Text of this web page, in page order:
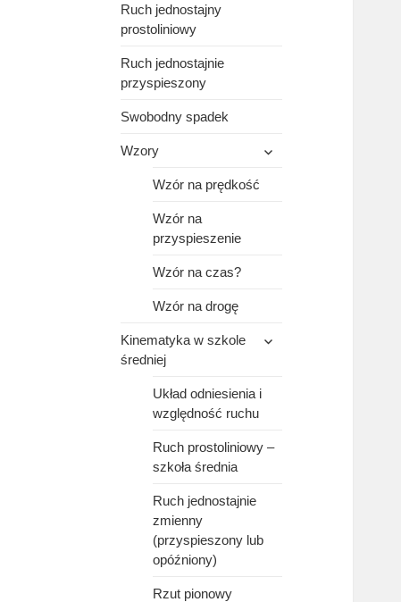
Ruch jednostajny
prostoliniowy
Ruch jednostajnie
przyspieszony
Swobodny spadek
Wzory
rozwiń
potomne
Wzór na prędkość
Wzór na
przyspieszenie
Wzór na czas?
Wzór na drogę
Kinematyka w szkole
średniej
rozwiń
Układ odniesienia i
względność ruchu
Ruch prostoliniowy –
szkoła średnia
Ruch jednostajnie
zmienny
(przyspieszony lub
opóźniony)
Rzut pionowy